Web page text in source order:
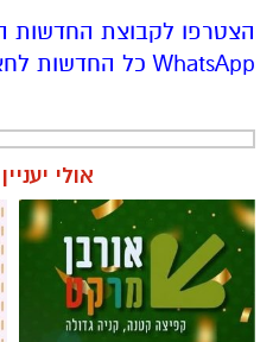
הצטרפו לקבוצת
WhatsApp כל החדשות לחצו כאן
אולי